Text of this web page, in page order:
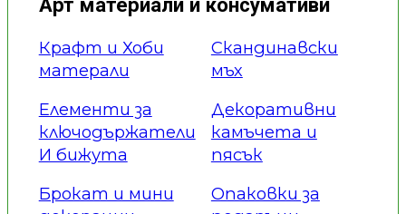
Крафт и Хоби
матерали
Елементи за
ключодържатели
И бижута
Брокат и мини
Скандинавски
мъх
Декоративни
камъчета и
пясък
Опаковки за